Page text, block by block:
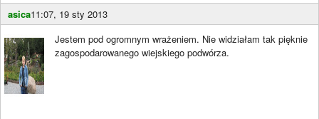
asica11:07, 19 sty 2013
Jestem pod ogromnym wrażeniem. Nie widziałam tak pięknie
zagospodarowanego wiejskiego podwórza.